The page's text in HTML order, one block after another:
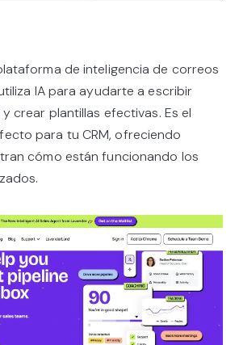
de inteligencia de correos
IA para ayudarte a escribir
crear plantillas efectivas. Es el
para tu CRM, ofreciendo
cómo están funcionando los